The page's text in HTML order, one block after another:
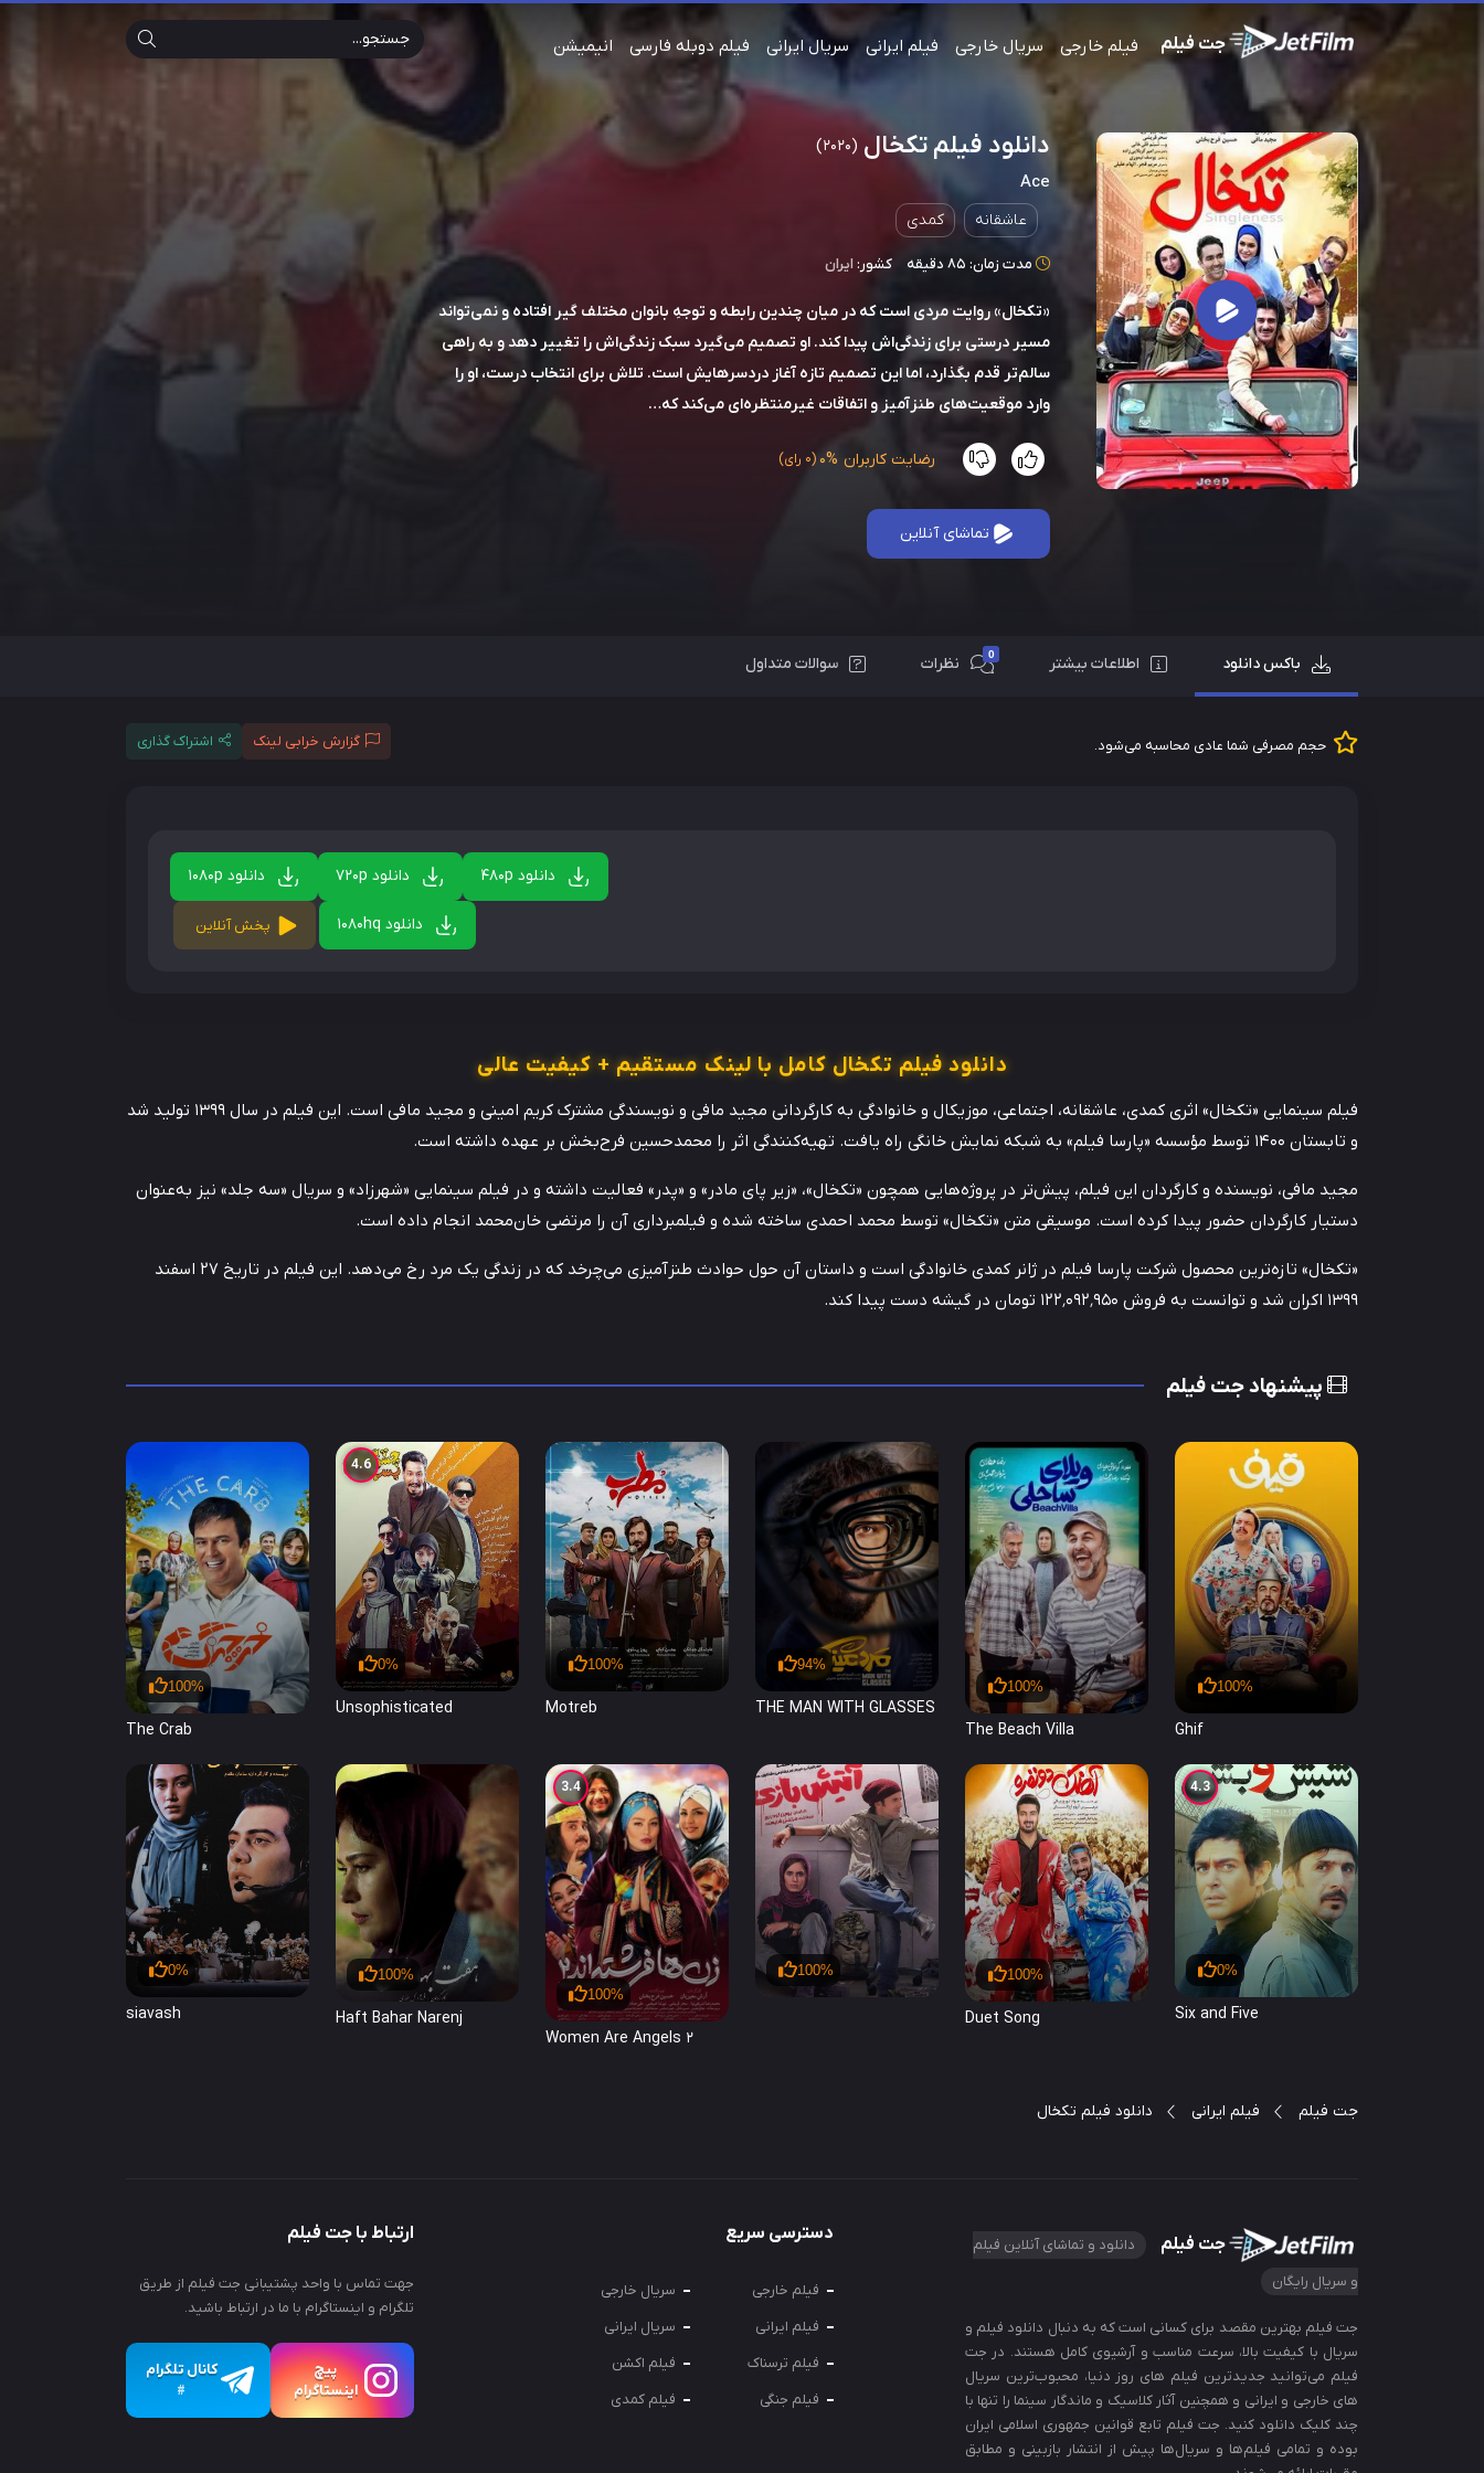
جت فیلم فیلم خارجی سریال خارجی فیلم ایرانی سریال ایرانی فیلم دوبله فارسی انیمیشن
Search
دانلود فیلم تکخال (2020)
Ace
عاشقانه کمدی
مدت زمان: 85 دقیقه کشور: ایران
«تکخال» روایت مردی است که در میان چندین رابطه و توجهِ بانوان مختلف گیر افتاده و نمی‌تواند
مسیر درستی برای زندگی‌اش پیدا کند. او تصمیم می‌گیرد سبک زندگی‌اش را تغییر دهد و به راهی
سالم‌تر قدم بگذارد، اما این تصمیم تازه آغاز دردسرهایش است. تلاش برای انتخاب درست، او را
وارد موقعیت‌های طنزآمیز و اتفاقات غیرمنتظره‌ای می‌کند که…
رضایت کاربران 0% (0 رای)
تماشای آنلاین
باکس دانلود اطلاعات بیشتر 0 نظرات سوالات متداول
حجم مصرفی شما عادی محاسبه می‌شود. گزارش خرابی لینک اشتراک گذاری
دانلود 480p دانلود 720p دانلود 1080p
دانلود 1080hq پخش آنلاین
دانلود فیلم تکخال کامل با لینک مستقیم + کیفیت عالی
فیلم سینمایی «تکخال» اثری کمدی، عاشقانه، اجتماعی، موزیکال و خانوادگی به کارگردانی مجید مافی و نویسندگی مشترک کریم امینی و مجید مافی است. این فیلم در سال ۱۳۹۹ تولید شد
و تابستان ۱۴۰۰ توسط مؤسسه «پارسا فیلم» به شبکه نمایش خانگی راه یافت. تهیه‌کنندگی اثر را محمدحسین فرح‌بخش بر عهده داشته است.
مجید مافی، نویسنده و کارگردان این فیلم، پیش‌تر در پروژه‌هایی همچون «تکخال»، «زیر پای مادر» و «پدر» فعالیت داشته و در فیلم سینمایی «شهرزاد» و سریال «سه جلد» نیز به‌عنوان
دستیار کارگردان حضور پیدا کرده است. موسیقی متن «تکخال» توسط محمد احمدی ساخته شده و فیلمبرداری آن را مرتضی خان‌محمد انجام داده است.
«تکخال» تازه‌ترین محصول شرکت پارسا فیلم در ژانر کمدی خانوادگی است و داستان آن حول حوادث طنزآمیزی می‌چرخد که در زندگی یک مرد رخ می‌دهد. این فیلم در تاریخ ۲۷ اسفند
۱۳۹۹ اکران شد و توانست به فروش ۱۲۲٬۰۹۲٬۹۵۰ تومان در گیشه دست پیدا کند.
پیشنهاد جت فیلم
100%
Ghif
100%
The Beach Villa
94%
THE MAN WITH GLASSES
100%
Motreb
4.6
0%
Unsophisticated
100%
The Crab
4.3
0%
Six and Five
100%
Duet Song
100%
3.4
100%
Women Are Angels 2
100%
Haft Bahar Narenj
0%
siavash
جت فیلم فیلم ایرانی دانلود فیلم تکخال
جت فیلم
دانلود و تماشای آنلاین فیلم
و سریال رایگان
جت‌ فیلم بهترین مقصد برای کسانی است که به دنبال دانلود فیلم و
سریال با کیفیت بالا، سرعت مناسب و آرشیوی کامل هستند. در جت‌
فیلم می‌توانید جدیدترین فیلم‌ های روز دنیا، محبوب‌ترین سریال‌
های خارجی و ایرانی و همچنین آثار کلاسیک و ماندگار سینما را تنها با
چند کلیک دانلود کنید. جت فیلم تابع قوانین جمهوری اسلامی ایران
بوده و تمامی فیلم‌ها و سریال‌ها پیش از انتشار بازبینی و مطابق
دسترسی سریع
فیلم خارجی
سریال خارجی
فیلم ایرانی
سریال ایرانی
فیلم ترسناک
فیلم اکشن
فیلم جنگی
فیلم کمدی
ارتباط با جت فیلم
جهت تماس با واحد پشتیبانی جت فیلم از طریق
تلگرام و اینستاگرام با ما در ارتباط باشید.
پیچ
اینستاگرام
کانال تلگرام
#